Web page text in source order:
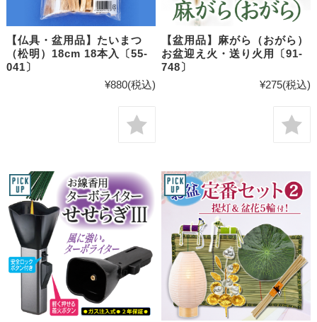
【仏具・盆用品】たいまつ
（松明）18cm 18本入〔55-
041〕
¥880(税込)
【盆用品】麻がら（おがら）
お盆迎え火・送り火用〔91-
748〕
¥275(税込)